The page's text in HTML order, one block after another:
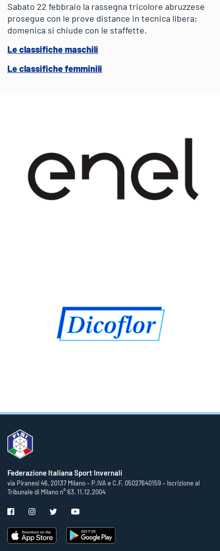
Sabato 22 febbraio la rassegna tricolore abruzzese
prosegue con le prove distance in tecnica libera;
domenica si chiude con le staffette.
Le classifiche maschili
Le classifiche femminili
Federazione Italiana Sport Invernali
via Piranesi 46, 20137 Milano – P.IVA e C.F. 05027640159 – Iscrizione al
Tribunale di Milano n° 63, 11.12.2004